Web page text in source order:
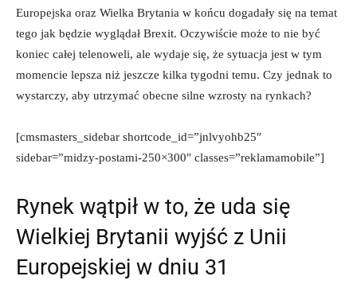
Europejska oraz Wielka Brytania w końcu dogadały się na temat
tego jak będzie wyglądał Brexit. Oczywiście może to nie być
koniec całej telenoweli, ale wydaje się, że sytuacja jest w tym
momencie lepsza niż jeszcze kilka tygodni temu. Czy jednak to
wystarczy, aby utrzymać obecne silne wzrosty na rynkach?
[cmsmasters_sidebar shortcode_id=”jnlvyohb25″
sidebar=”midzy-postami-250×300″ classes=”reklamamobile”]
Rynek wątpił w to, że uda się
Wielkiej Brytanii wyjść z Unii
Europejskiej w dniu 31